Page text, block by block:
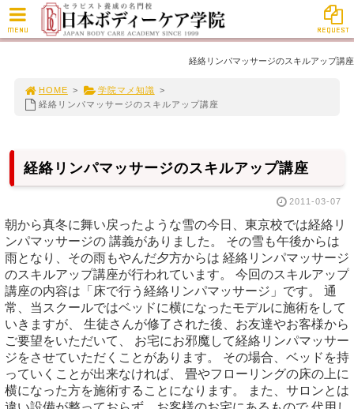
経絡リンパマッサージのスキルアップ講座
HOME > 学院マメ知識
>
経絡リンパマッサージのスキルアップ講座
経絡リンパマッサージのスキルアップ講座
2011-03-07
朝から真冬に舞い戻ったような雪の今日、東京校では経絡リ
ンパマッサージの 講義がありました。 その雪も午後からは
雨となり、その雨もやんだ夕方からは 経絡リンパマッサージ
のスキルアップ講座が行われています。 今回のスキルアップ
講座の内容は「床で行う経絡リンパマッサージ」です。 通
常、当スクールではベッドに横になったモデルに施術をして
いきますが、 生徒さんが修了された後、お友達やお客様から
ご要望をいただいて、 お宅にお邪魔して経絡リンパマッサー
ジをさせていただくことがあります。 その場合、ベッドを持
っていくことが出来なければ、 畳やフローリングの床の上に
横になった方を施術することになります。 また、サロンとは
MENU REQUEST